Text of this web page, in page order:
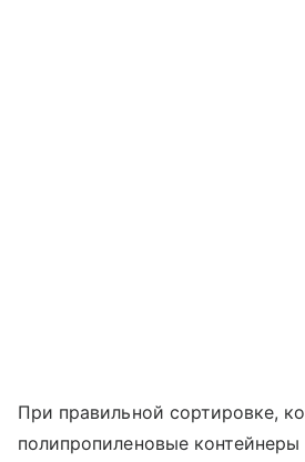
При правильной сортировке,
полипропиленовые контейнеры